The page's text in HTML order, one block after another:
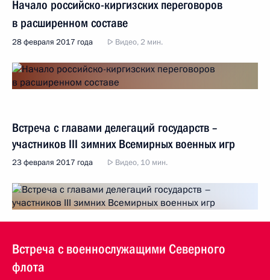
Начало российско-киргизских переговоров
в расширенном составе
28 февраля 2017 года Видео, 2 мин.
Встреча с главами делегаций государств –
участников III зимних Всемирных военных игр
23 февраля 2017 года Видео, 10 мин.
Встреча с военнослужащими Северного
флота